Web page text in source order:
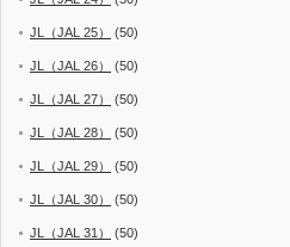
JL（JAL 25） (50)
JL（JAL 26） (50)
JL（JAL 27） (50)
JL（JAL 28） (50)
JL（JAL 29） (50)
JL（JAL 30） (50)
JL（JAL 31） (50)